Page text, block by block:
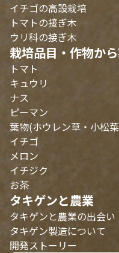
イチゴの高設栽培
トマトの接ぎ木
ウリ科の接ぎ木
栽培品目・作物か
トマト
キュウリ
ナス
ピーマン
葉物(ホウレン草・小松
イチゴ
メロン
イチジク
お茶
タキゲンと農業
タキゲンと農業の出会い
タキゲン製造について
開発ストーリー